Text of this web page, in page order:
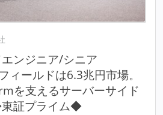
エンジニア/シニア
ィールドは6.3兆円市場。
を支えるサーバーサイド
証プライム◆